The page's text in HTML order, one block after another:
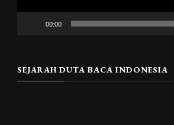
00:00
SEJARAH DUTA BACA INDONESIA